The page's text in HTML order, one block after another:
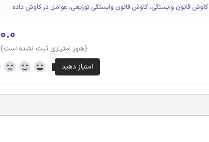
کاوش قانون وابستگی، کاوش قانون وابستگی توزیعی، عوامل در کاوش داده
۰.۰
(هنوز امتیازی ثبت نشده است)